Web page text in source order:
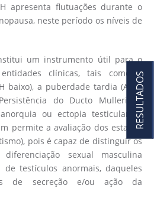
apresenta flutuações durante o
neste período os níveis de
um instrumento útil para o
clínicas, tais como a
baixo), a puberdade tardia (AMH
do Ducto Mulleriano
ou ectopia testicular. A
permite a avaliação dos estados
pois é capaz de distinguir os
sexual masculina
de testículos anormais, daqueles
de secreção e/ou ação da
RESULTADOS